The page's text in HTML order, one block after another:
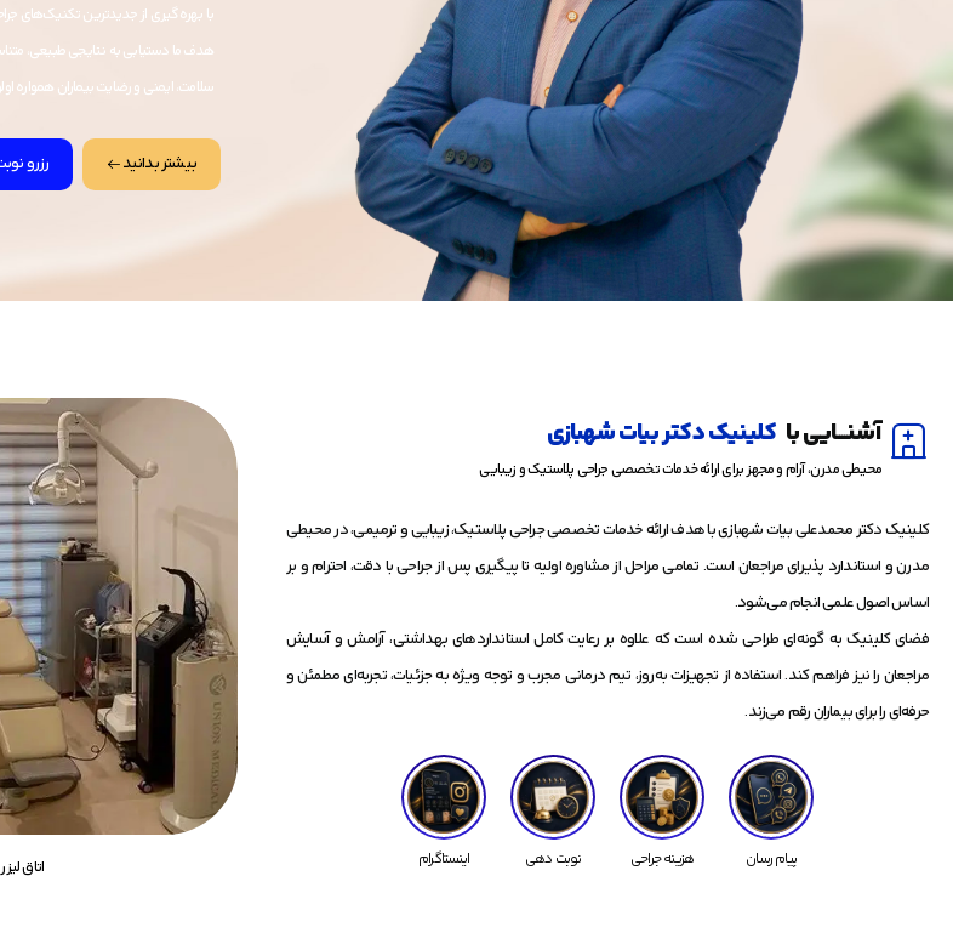
با بهره‌گیری از جدیدترین تکنیک‌های
هدف ما دستیابی به نتایجی طبیعی،
سلامت، ایمنی و رضایت بیماران همواره
بیشتر بدانید رزرو
آشنــــایی با کلینیک دکتر بیات شهبازی
محیطی مدرن، آرام و مجهز برای ارائه خدمات تخصصی جراحی پلاستیک و زیبایی
کلینیک دکتر محمدعلی بیات شهبازی با هدف ارائه خدمات تخصصی جراحی پلاستیک، زیبایی و ترمیمی، در محیطی
مدرن و استاندارد پذیرای مراجعان است. تمامی مراحل از مشاوره اولیه تا پیگیری پس از جراحی با دقت، احترام و بر
اساس اصول علمی انجام می‌شود.
فضای کلینیک به گونه‌ای طراحی شده است که علاوه بر رعایت کامل استانداردهای بهداشتی، آرامش و آسایش
مراجعان را نیز فراهم کند. استفاده از تجهیزات به‌روز، تیم درمانی مجرب و توجه ویژه به جزئیات، تجربه‌ای مطمئن و
حرفه‌ای را برای بیماران رقم می‌زند.
پیام رسان هزینه جراحی نوبت دهی اینستاگرام اتاق لیزر